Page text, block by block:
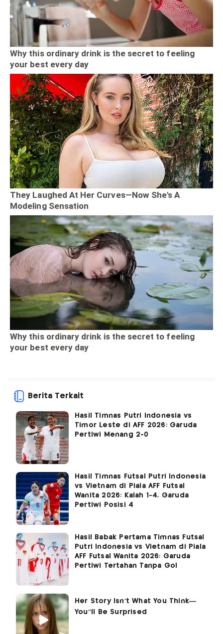
Berita Terkait
Hasil Timnas Putri Indonesia vs
Timor Leste di AFF 2026: Garuda
Pertiwi Menang 2-0
Hasil Timnas Futsal Putri Indonesia
vs Vietnam di Piala AFF Futsal
Wanita 2026: Kalah 1-4, Garuda
Pertiwi Posisi 4
Hasil Babak Pertama Timnas Futsal
Putri Indonesia vs Vietnam di Piala
AFF Futsal Wanita 2026: Garuda
Pertiwi Tertahan Tanpa Gol